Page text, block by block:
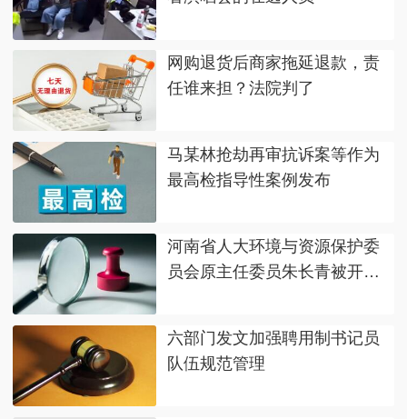
网购退货后商家拖延退款，责
任谁来担？法院判了
马某林抢劫再审抗诉案等作为
最高检指导性案例发布
河南省人大环境与资源保护委
员会原主任委员朱长青被开除
六部门发文加强聘用制书记员
队伍规范管理